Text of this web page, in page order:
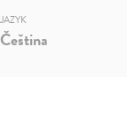
JAZYK
Čeština